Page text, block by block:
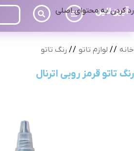
رد کردن به محتوای اصلی
خانه / لوازم تاتو / رنگ تاتو
رنگ تاتو قرمز روبی اترنال